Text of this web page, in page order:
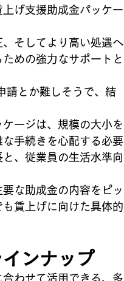
げ支援助成金パッケー
そしてより高い処遇へ
めの強力なサポートと
請とか難しそうで、結
ージは、規模の大小を
手続きを心配する必要
、従業員の生活水準向
な助成金の内容をピッ
賃上げに向けた具体的
ンナップ
わせて活用できる、多